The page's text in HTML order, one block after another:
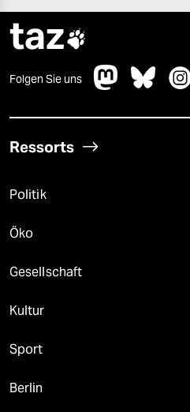
taz
Folgen Sie uns
Ressorts
Politik
Öko
Gesellschaft
Kultur
Sport
Berlin